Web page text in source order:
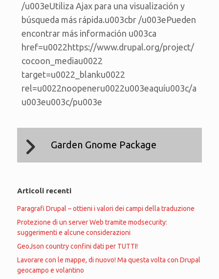
/u003eUtiliza Ajax para una visualización y
búsqueda más rápida.u003cbr /u003ePueden
encontrar más información u003ca
href=u0022https://www.drupal.org/project/
cocoon_mediau0022
target=u0022_blanku0022
rel=u0022noopeneru0022u003eaquíu003c/a
u003eu003c/pu003e
Garden Gnome Package
Articoli recenti
Paragrafi Drupal – ottieni i valori dei campi della traduzione
Protezione di un server Web tramite modsecurity:
suggerimenti e alcune considerazioni
GeoJson country confini dati per TUTTI!
Lavorare con le mappe, di nuovo! Ma questa volta con Drupal
geocampo e volantino